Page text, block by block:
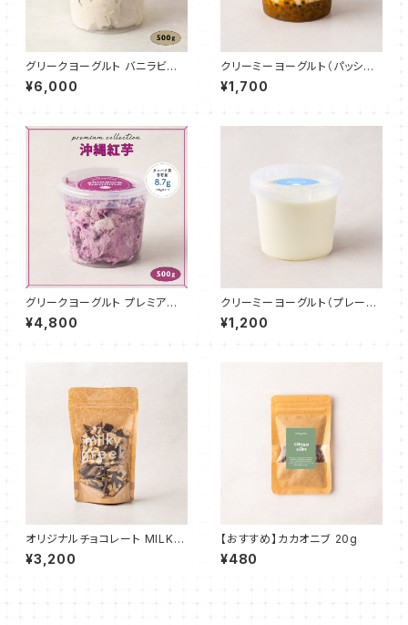
グリークヨーグルト バニラビー
ンズ 500g
¥6,000
クリーミーヨーグルト（パッショ
ンフルーツ）500g
¥1,700
グリークヨーグルト プレミアム
沖縄紅芋 500g
¥4,800
クリーミーヨーグルト（プレー
ン）500g
¥1,200
オリジナルチョコレート MILKY
CHOCOLATE "SALT & ALM
OND" 100g
¥3,200
【おすすめ】カカオニブ 20g
¥480